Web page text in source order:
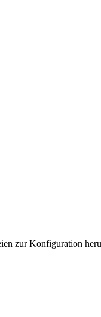
zur Konfiguration